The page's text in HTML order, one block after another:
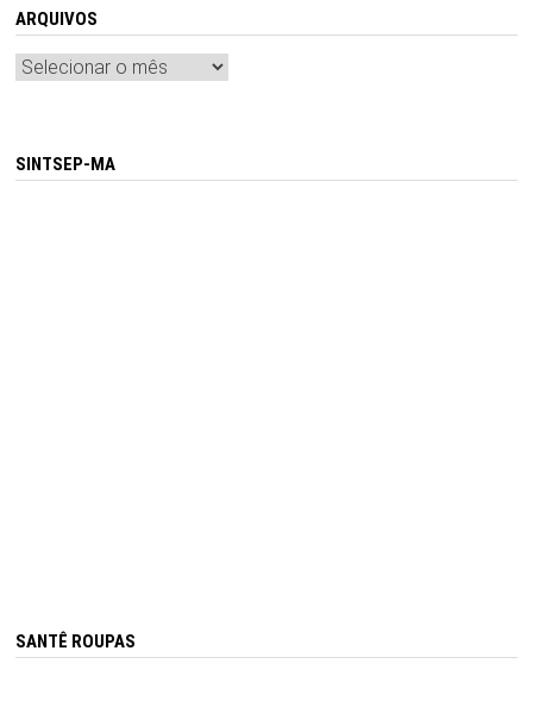
ARQUIVOS
Arquivos
SINTSEP-MA
SANTÊ ROUPAS